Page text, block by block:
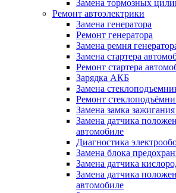
Замена тормозных
Ремонт автоэлектрики
Замена генератора
Ремонт генератора
Замена ремня
Замена стартера
Ремонт стартера
Зарядка АКБ
Замена
Ремонт
Замена замка
Замена датчика
автомобиле
Диагностика
Замена блока
Замена датчика
Замена датчика
автомобиле